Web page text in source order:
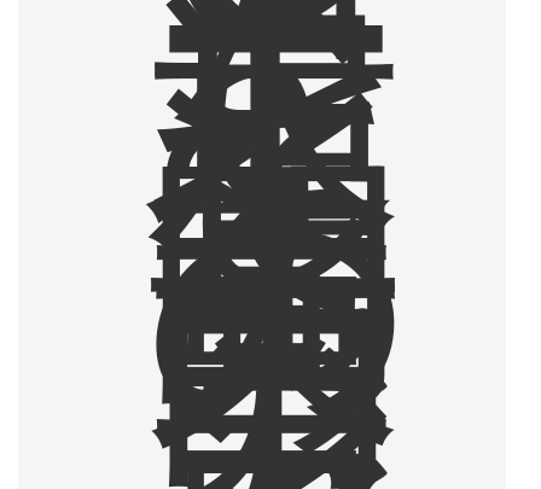
を
追
求
し
て
2
年
間
の
東
南
ア
ジ